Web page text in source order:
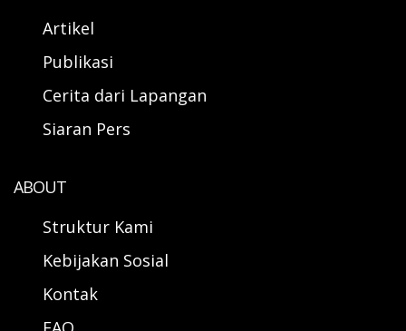
Artikel
Publikasi
Cerita dari Lapangan
Siaran Pers
ABOUT
Struktur Kami
Kebijakan Sosial
Kontak